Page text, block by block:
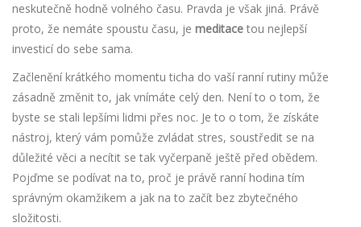
neskutečně hodně volného času. Pravda je však jiná. Právě
proto, že nemáte spoustu času, je meditace tou nejlepší
investicí do sebe sama.
Začlenění krátkého momentu ticha do vaší ranní rutiny může
zásadně změnit to, jak vnímáte celý den. Není to o tom, že
byste se stali lepšími lidmi přes noc. Je to o tom, že získáte
nástroj, který vám pomůže zvládat stres, soustředit se na
důležité věci a necítit se tak vyčerpaně ještě před obědem.
Pojďme se podívat na to, proč je právě ranní hodina tím
správným okamžikem a jak na to začít bez zbytečného
složitosti.